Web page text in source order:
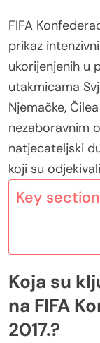
FIFA
prikaz
ukorijenjenih u
utakmicama
Njemačke,
nezaboravnim
natjecateljski
koji su
Key
Koja su
na FIFA
2017.?